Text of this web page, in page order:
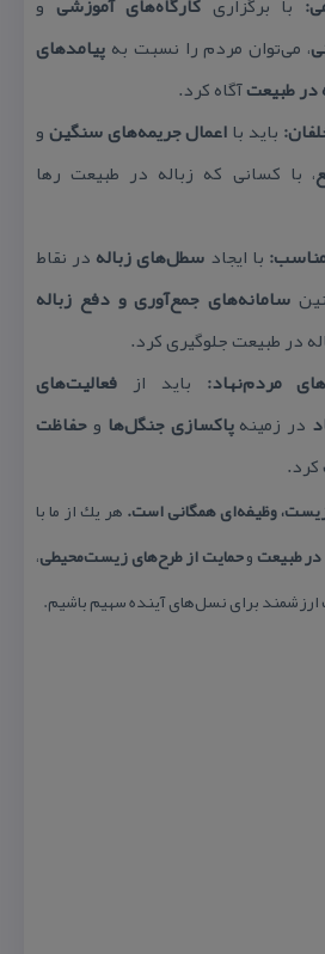
، می‌توان مردم را نسبت به پیامدهای
در طبیعتآگاه كرد.
باید با اعمال جریمه‌های سنگین و
، با كسانی كه زباله در طبیعت رها
با ایجاد سطل‌های زباله در نقاط
سامانه‌های جمع‌آوری و دفع زباله
در طبیعت جلوگیری كرد.
مردم‌نهاد: باید از فعالیت‌های
در زمینهپاكسازی جنگل‌ها وحفاظت
وظیفه‌ای همگانی است.هر یك از ما با
در طبیعتوحمایت از طرح‌های زیست‌محیطی،
ارزشمند برای نسل‌های آینده سهیم باشیم.